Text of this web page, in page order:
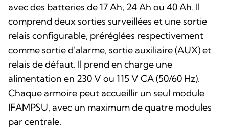
avec des batteries de 17 Ah, 24 Ah ou 40 Ah. Il
comprend deux sorties surveillées et une sortie
relais configurable, préréglées respectivement
comme sortie d'alarme, sortie auxiliaire (AUX) et
relais de défaut. Il prend en charge une
alimentation en 230 V ou 115 V CA (50/60 Hz).
Chaque armoire peut accueillir un seul module
IFAMPSU, avec un maximum de quatre modules
par centrale.